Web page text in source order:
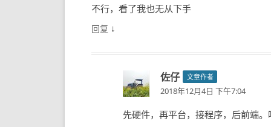
不行，看了我也无从下手
回复 ↓
佐仔 文章作者
2018年12月4日 下午7:04
先硬件，再平台，接程序，后前端。